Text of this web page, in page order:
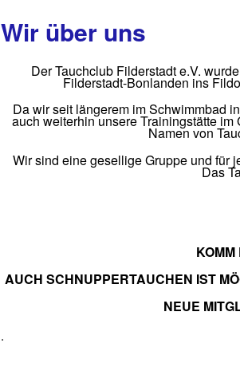
Wir über uns
Der Tauchclub Filderstadt e.V.
Filderstadt-Bonlanden ins
Da wir seit längerem im Schwimmbad
auch weiterhin unsere Trainingstätte
Namen von
Wir sind eine gesellige Gruppe und für
Das
AUCH SCHNUPPERTAUCHEN IST
NEUE
.